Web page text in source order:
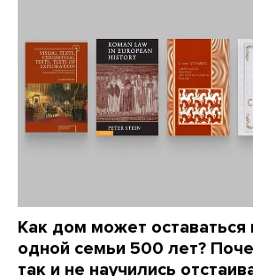
Как дом может оставаться
одной семьи 500 лет?
так и не научились